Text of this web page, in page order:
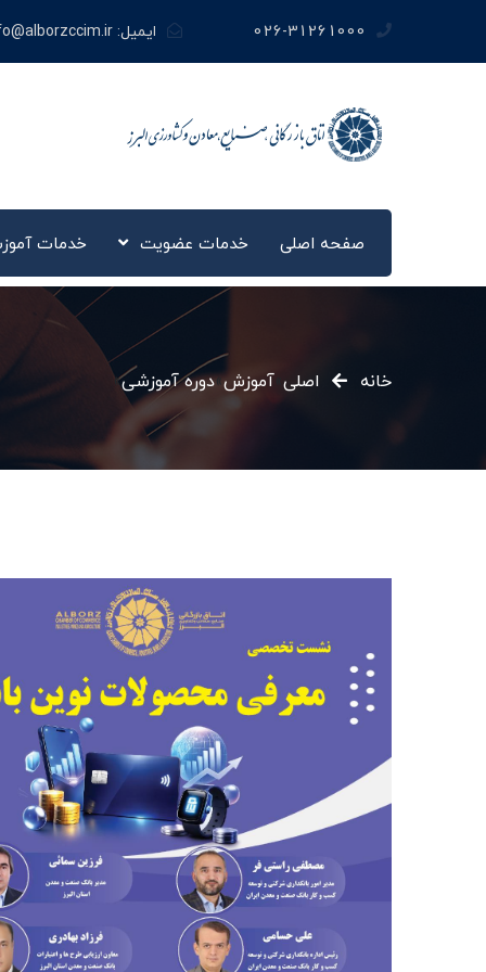
026-31261000 ایمیل:
صفحه اصلی خدمات عضویت خدمات
خانه اصلی آموزش»دوره آموزشی»